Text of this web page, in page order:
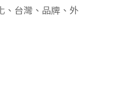
、 台灣 、 品牌、 外